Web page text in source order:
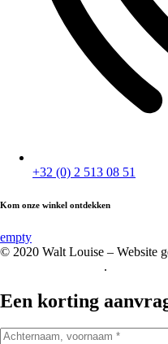
+32 (0) 2 513 08 51
Kom onze winkel ontdekken
empty
© 2020 Walt Louise – Website
.
Een korting